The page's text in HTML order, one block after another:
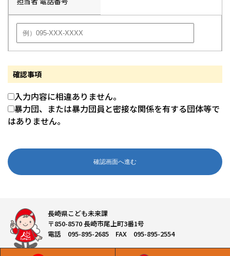
確認事項
入力内容に相違ありません。
暴力団、または暴力団員と密接な関係を有する団体等で
はありません。
長崎県こども未来課
〒850-8570 長崎市尾上町3番1号
電話 095-895-2685 FAX 095-895-2554